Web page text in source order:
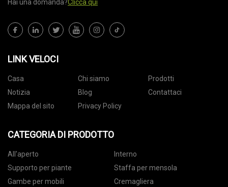
Hai una domanda?Clicca qui
LINK VELOCI
Casa Chi siamo
Prodotti
Notizia
Blog
Contattaci
Mappa del sito
Privacy Policy
CATEGORIA DI PRODOTTO
All'aperto
Interno
Supporto per piante
Staffa per mensola
Gambe per mobili
Cremagliera